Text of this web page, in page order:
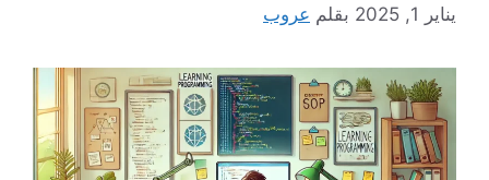
يناير 1, 2025 بقلم عروب